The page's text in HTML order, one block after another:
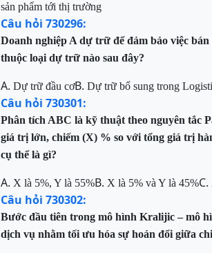
sản phẩm tới thị trường
Câu hỏi 730296:
Doanh nghiệp A dự trữ để đảm bảo việc
thuộc loại dự trữ nào sau đây?
A. Dự trữ đầu cơB. Dự trữ bổ sung trong
Câu hỏi 730301:
Phân tích ABC là kỹ thuật theo nguyên tắc
giá trị lớn, chiếm (X) % so với tổng giá trị
cụ thể là gì?
A. X là 5%, Y là 55%B. X là 5% và Y là 45%C.
Câu hỏi 730302:
Bước đầu tiên trong mô hình Kralijic – mô
dịch vụ nhằm tối ưu hóa sự hoán đổi giữa